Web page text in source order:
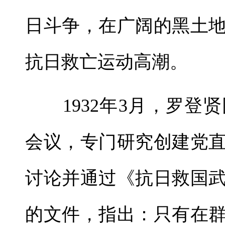
日斗争，在广阔的黑土
抗日救亡运动高潮。
1932年3月，罗登贤
会议，专门研究创建党
讨论并通过《抗日救国
的文件，指出：只有在